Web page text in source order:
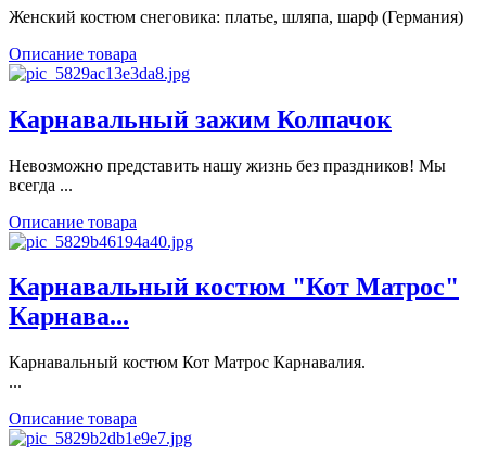
Женский костюм снеговика: платье, шляпа, шарф (Германия)
Описание товара
Карнавальный зажим Колпачок
Невозможно представить нашу жизнь без праздников! Мы
всегда ...
Описание товара
Карнавальный костюм "Кот Матрос"
Карнава...
Карнавальный костюм Кот Матрос Карнавалия.
...
Описание товара